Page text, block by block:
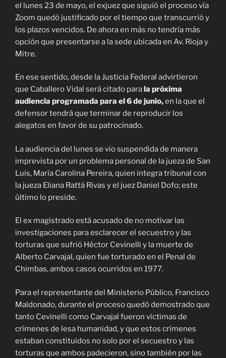
el lunes 23 de mayo, el exjuez que siguió el proceso vía
Zoom quedó justificado por el tiempo que transcurrió y
los plazos vencidos. De ahora en más no tendría más
opción que presentarse a la sede ubicada en Av. Rioja y
Mitre.
En ese sentido, desde la Justicia Federal advirtieron
que Caballero Vidal será citado parala próxima
audiencia programada para el 6 de junio,en la que el
defensor tendrá que terminar de reproducir los
alegatos en favor de su patrocinado.
La audiencia del lunes se vio suspendida de manera
imprevista por un problema personal de la jueza de San
Luis, María Carolina Pereira, quien integra tribunal con
la jueza Eliana Rattá Rivas y el juez Daniel Dofo; este
último lo preside.
El ex magistrado está acusado de no motivar las
investigaciones para esclarecer el secuestro y las
torturas que sufrió Héctor Cevinelli y la muerte de
Alberto Carvajal, quien fue torturado en el Penal de
Chimbas, ambos casos ocurridos en 1977.
Para el representante del Ministerio Público, Francisco
Maldonado, durante el proceso quedó demostrado que
tanto Cevinelli como Carvajal fueron víctimas de
crímenes de lesa humanidad, y que estos crímenes
estaban constituidos no solo por el secuestro y las
torturas que ambos padecieron, sino también por las